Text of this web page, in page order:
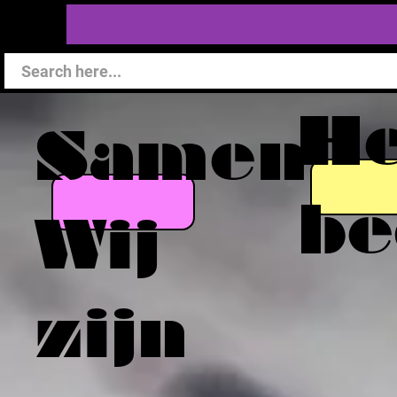
Samen
Wij
zijn